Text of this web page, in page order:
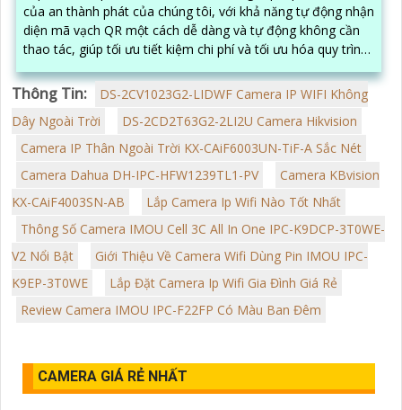
của an thành phát của chúng tôi, với khả năng tự động nhận
diện mã vạch QR một cách dễ dàng và tự động không cần
thao tác, giúp tối ưu tiết kiệm chi phí và tối ưu hóa quy trình
Thông Tin:
DS-2CV1023G2-LIDWF Camera IP WIFI Không
Dây Ngoài Trời
DS-2CD2T63G2-2LI2U Camera Hikvision
Camera IP Thân Ngoài Trời KX-CAiF6003UN-TiF-A Sắc Nét
Camera Dahua DH-IPC-HFW1239TL1-PV
Camera KBvision
KX-CAiF4003SN-AB
Lắp Camera Ip Wifi Nào Tốt Nhất
Thông Số Camera IMOU Cell 3C All In One IPC-K9DCP-3T0WE-
V2 Nổi Bật
Giới Thiệu Về Camera Wifi Dùng Pin IMOU IPC-
K9EP-3T0WE
Lắp Đặt Camera Ip Wifi Gia Đình Giá Rẻ
Review Camera IMOU IPC-F22FP Có Màu Ban Đêm
CAMERA GIÁ RẺ NHẤT